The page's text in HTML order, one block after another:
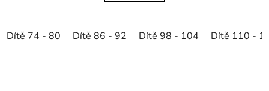
Dítě 74 - 80 Dítě 86 - 92 Dítě 98 - 104 Dítě 110 -